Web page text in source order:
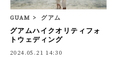
GUAM グアム
グアムハイクオリティフォ
トウェディング
2024.05.21 14:30